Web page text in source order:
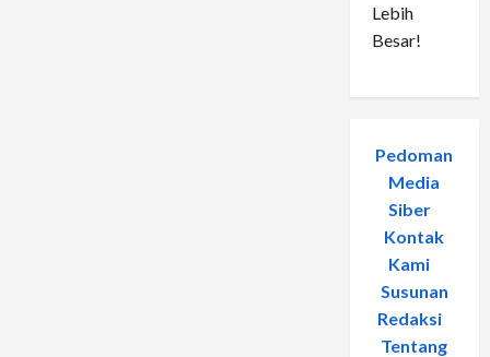
Lebih
Besar!
Pedoman
Media
Siber-
Kontak
Kami
Susunan
Redaksi-
Tentang